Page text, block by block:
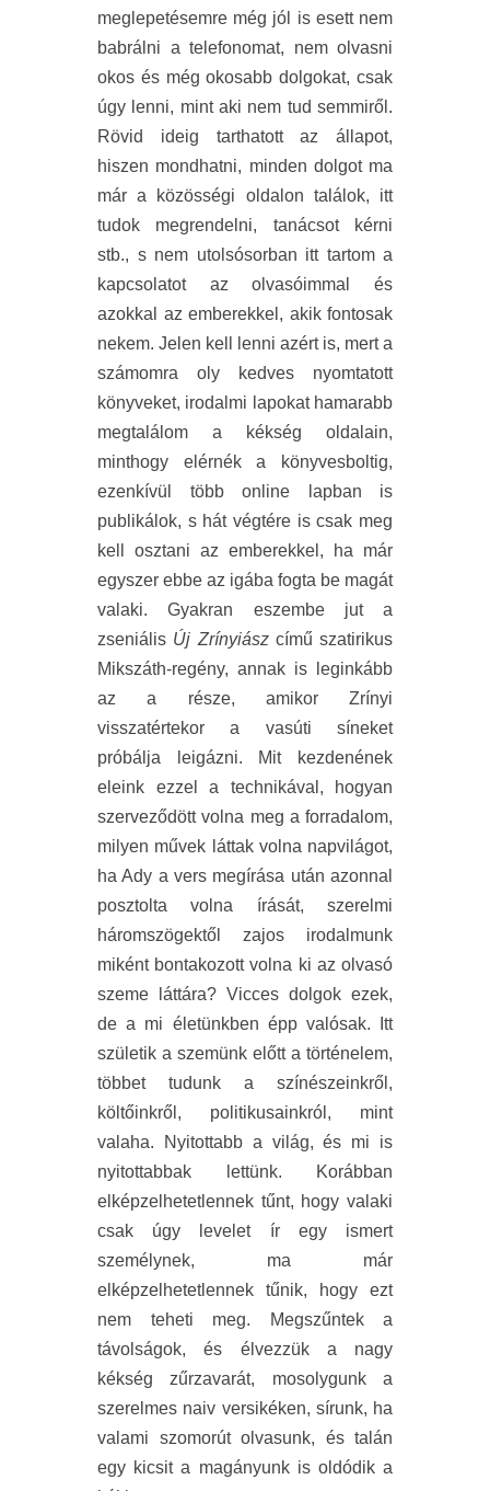
meglepetésemre még jól is esett nem
babrálni a telefonomat, nem olvasni
okos és még okosabb dolgokat, csak
úgy lenni, mint aki nem tud semmiről.
Rövid ideig tarthatott az állapot,
hiszen mondhatni, minden dolgot ma
már a közösségi oldalon találok, itt
tudok megrendelni, tanácsot kérni
stb., s nem utolsósorban itt tartom a
kapcsolatot az olvasóimmal és
azokkal az emberekkel, akik fontosak
nekem. Jelen kell lenni azért is, mert a
számomra oly kedves nyomtatott
könyveket, irodalmi lapokat hamarabb
megtalálom a kékség oldalain,
minthogy elérnék a könyvesboltig,
ezenkívül több online lapban is
publikálok, s hát végtére is csak meg
kell osztani az emberekkel, ha már
egyszer ebbe az igába fogta be magát
valaki. Gyakran eszembe jut a
zseniális Új Zrínyiász című szatirikus
Mikszáth-regény, annak is leginkább
az a része, amikor Zrínyi
visszatértekor a vasúti síneket
próbálja leigázni. Mit kezdenének
eleink ezzel a technikával, hogyan
szerveződött volna meg a forradalom,
milyen művek láttak volna napvilágot,
ha Ady a vers megírása után azonnal
posztolta volna írását, szerelmi
háromszögektől zajos irodalmunk
miként bontakozott volna ki az olvasó
szeme láttára? Vicces dolgok ezek,
de a mi életünkben épp valósak. Itt
születik a szemünk előtt a történelem,
többet tudunk a színészeinkről,
költőinkről, politikusainkról, mint
valaha. Nyitottabb a világ, és mi is
nyitottabbak lettünk. Korábban
elképzelhetetlennek tűnt, hogy valaki
csak úgy levelet ír egy ismert
személynek, ma már
elképzelhetetlennek tűnik, hogy ezt
nem teheti meg. Megszűntek a
távolságok, és élvezzük a nagy
kékség zűrzavarát, mosolygunk a
szerelmes naiv versikéken, sírunk, ha
valami szomorút olvasunk, és talán
egy kicsit a magányunk is oldódik a